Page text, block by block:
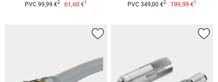
PVC 99,99 €2 61,60 €1 PVC 349,00 €2 199,99 €1